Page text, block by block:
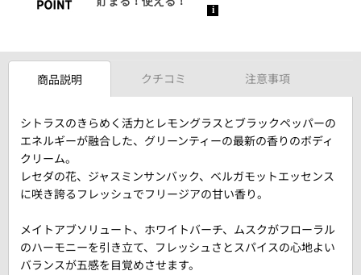
商品説明 クチコミ 注意事項
シトラスのきらめく活力とレモングラスとブラックペッパーの
エネルギーが融合した、グリーンティーの最新の香りのボディ
クリーム。
レセダの花、ジャスミンサンバック、ベルガモットエッセンス
に咲き誇るフレッシュでフリージアの甘い香り。
メイトアブソリュート、ホワイトバーチ、ムスクがフローラル
のハーモニーを引き立て、フレッシュさとスパイスの心地よい
バランスが五感を目覚めさせます。